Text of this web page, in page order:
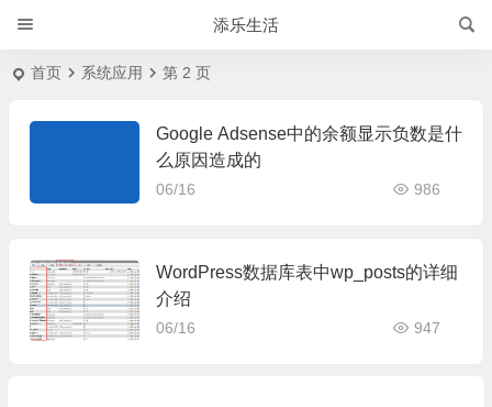
添乐生活
首页 系统应用 第 2 页
Google Adsense中的余额显示负数是什
么原因造成的
06/16 986
WordPress数据库表中wp_posts的详细
介绍
06/16 947